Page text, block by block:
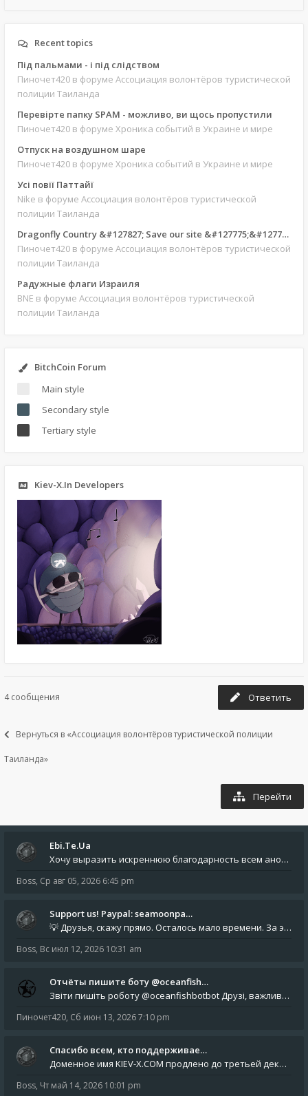
Recent topics
Під пальмами - і під слідством
Пиночет420 в форуме Ассоциация волонтёров туристической
полиции Таиланда
Перевірте папку SPAM - можливо, ви щось пропустили
Пиночет420 в форуме Хроника событий в Украине и мире
Отпуск на воздушном шаре
Пиночет420 в форуме Хроника событий в Украине и мире
Усі повії Паттайї
Nike в форуме Ассоциация волонтёров туристической
полиции Таиланда
Dragonfly Country &#127827; Save our site &#127775;&#127769;
Пиночет420 в форуме Ассоциация волонтёров туристической
полиции Таиланда
Радужные флаги Израиля
BNE в форуме Ассоциация волонтёров туристической
полиции Таиланда
BitchCoin Forum
Main style
Secondary style
Tertiary style
Kiev-X.In Developers
4 сообщения Ответить
Вернуться в «Ассоциация волонтёров туристической полиции
Таиланда»
Перейти
Ebi.Te.Ua
Хочу выразить искреннюю благодарность всем анонимным пользователям, которые поддержали наше сообщество финансово. Благод
Boss, Ср авг 05, 2026 6:45 pm
Support us! Paypal: seamoonpa…
💡 Друзья, скажу прямо. Осталось мало времени. За это время нам нужно закрыть последние обязательные расходы: около 500
Boss, Вс июл 12, 2026 10:31 am
Отчёты пишите боту @oceanfish…
Звіти пишіть роботу @oceanfishbotbot Друзі, важливе повідомлення для учасників форума. Основне звернення опублікован
Пиночет420, Сб июн 13, 2026 7:10 pm
Спасибо всем, кто поддерживае…
Доменное имя KIEV-X.COM продлено до третьей декады августа 2027 года! Спасибо всем анонимным пользователям, которые по
Boss, Чт май 14, 2026 10:01 pm